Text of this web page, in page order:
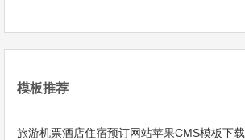
模板推荐
旅游机票酒店住宿预订网站苹果CMS模板下载